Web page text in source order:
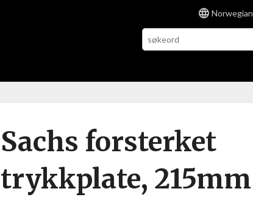
Norwegian
Sachs forsterket
trykkplate, 215mm